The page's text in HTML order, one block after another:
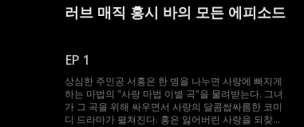
러브 매직 홍시 바의 모든 에피소드
EP 1
상심한 주인공 서홍은 한 병을 나누면 사랑에 빠지게
하는 마법의 "사랑 마법 이별 곡"을 물려받는다. 그녀
가 그 곡을 위해 싸우면서 사랑의 달콤쌉싸름한 코미
디 드라마가 펼쳐진다. 홍은 잃어버린 사랑을 되찾고